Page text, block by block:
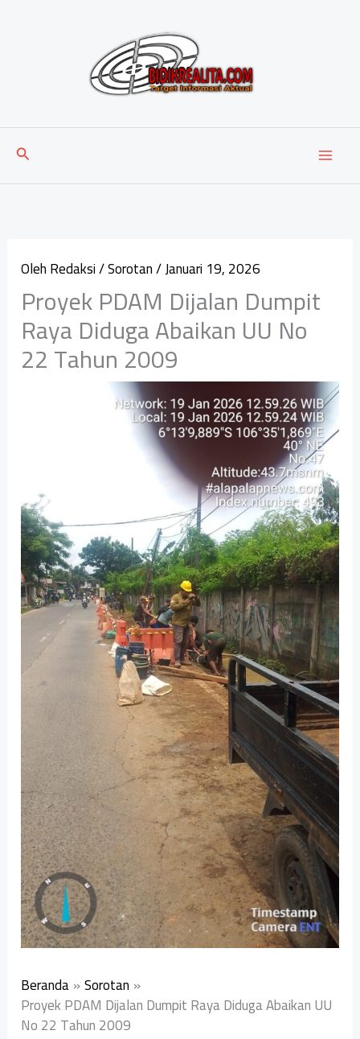
Cari
OlehRedaksi/Sorotan/Januari 19, 2026
Proyek PDAM Dijalan Dumpit
Raya Diduga Abaikan UU No
22 Tahun 2009
Beranda Sorotan
Proyek PDAM Dijalan Dumpit Raya Diduga Abaikan UU
No 22 Tahun 2009